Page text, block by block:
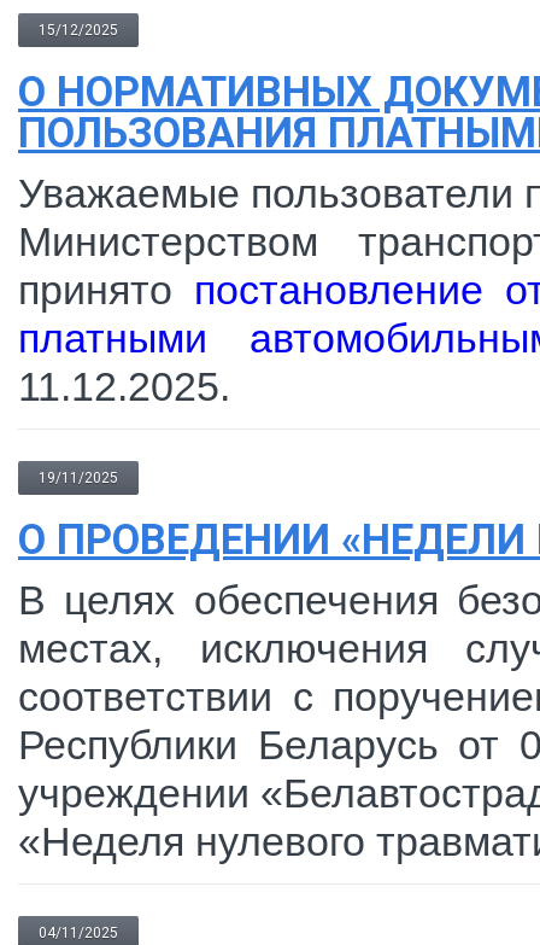
15/12/2025
О НОРМАТИВНЫХ
ПОЛЬЗОВАНИЯ
Уважаемые пользователи
Министерством
принято постановление
платными
11.12.2025.
19/11/2025
О ПРОВЕДЕНИИ
В целях обеспечения
местах, исключения
соответствии с
Республики Беларусь от
учреждении
«Неделя нулевого
04/11/2025